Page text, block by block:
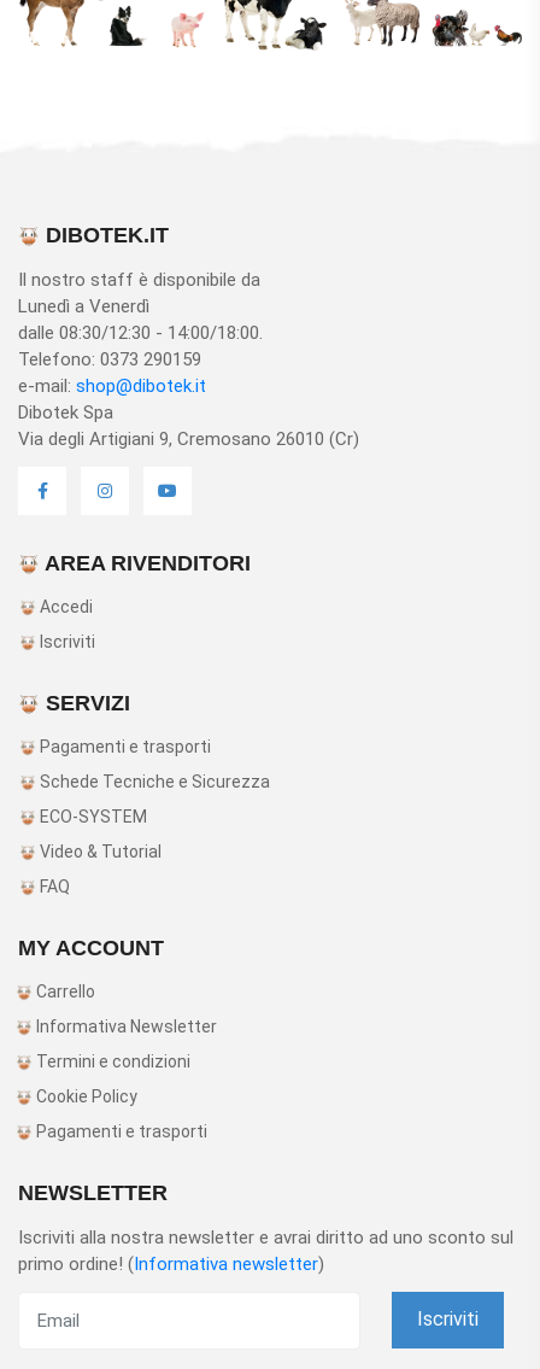
DIBOTEK.IT
Il nostro staff è disponibile da
Lunedì a Venerdì
dalle 08:30/12:30 - 14:00/18:00.
Telefono: 0373 290159
e-mail: shop@dibotek.it
Dibotek Spa
Via degli Artigiani 9, Cremosano 26010 (Cr)
AREA RIVENDITORI
Accedi
Iscriviti
SERVIZI
Pagamenti e trasporti
Schede Tecniche e Sicurezza
ECO-SYSTEM
Video & Tutorial
FAQ
MY ACCOUNT
Carrello
Informativa Newsletter
Termini e condizioni
Cookie Policy
Pagamenti e trasporti
NEWSLETTER
Iscriviti alla nostra newsletter e avrai diritto ad uno sconto sul
primo ordine! (Informativa newsletter)
Iscriviti